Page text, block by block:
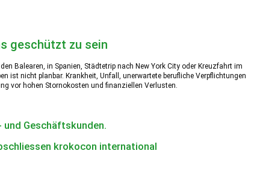
geschützt zu sein
Balearen, in Spanien, Städtetrip nach New York City oder Kreuzfahrt im
ist nicht planbar. Krankheit, Unfall, unerwartete berufliche Verpflichtungen
vor hohen Stornokosten und finanziellen Verlusten.
Geschäftskunden.